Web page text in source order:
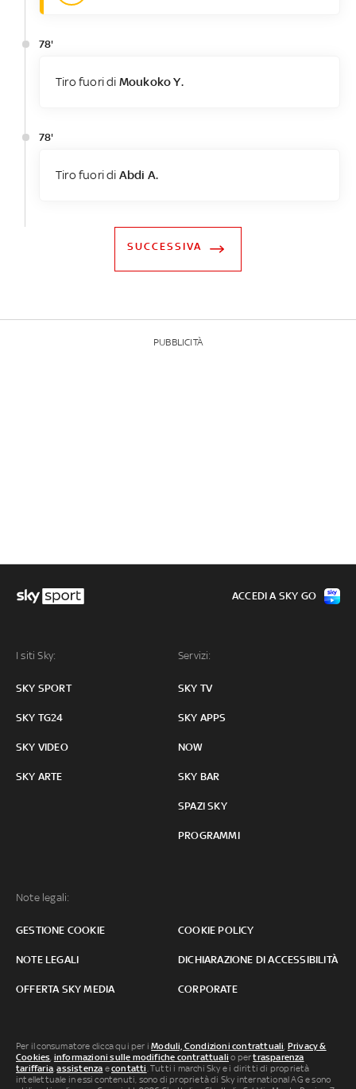
78'
Tiro fuori di Moukoko Y.
78'
Tiro fuori di Abdi A.
SUCCESSIVA
PUBBLICITÀ
I siti Sky:
SKY SPORT
SKY TG24
SKY VIDEO
SKY ARTE
Servizi:
SKY TV
SKY APPS
NOW
SKY BAR
SPAZI SKY
PROGRAMMI
Note legali:
GESTIONE COOKIE COOKIE POLICY
NOTE LEGALI DICHIARAZIONE DI ACCESSIBILITÀ
OFFERTA SKY MEDIA CORPORATE
ACCEDI A SKY GO
Per il consumatore clicca qui per iModuli, Condizioni contrattuali, Privacy &
Cookies, informazioni sulle modifiche contrattuali o pertrasparenza
tariffaria,assistenza econtatti. Tutti i marchi Sky e i diritti di proprietà
intellettuale in essi contenuti, sono di proprietà di Sky international AG e sono